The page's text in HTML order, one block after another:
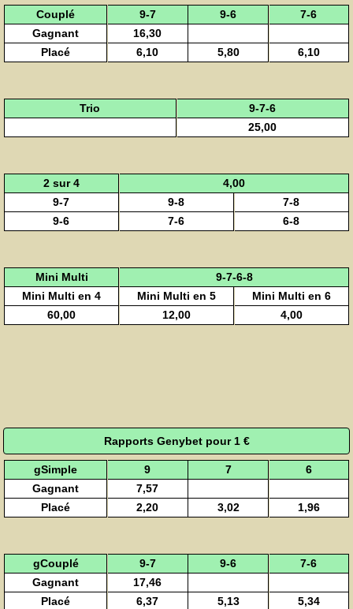
Couplé 9-7 9-6
7-6
Gagnant
16,30
Placé
6,10 5,80 6,10
Trio
9-7-6
25,00
2 sur 4
4,00
9-7
9-8
7-8
9-6
7-6 6-8
Mini Multi
9-7-6-8
Mini Multi en 4
Mini Multi en 5
Mini Multi en 6
60,00
12,00 4,00
Rapports Genybet pour 1 €
gSimple 9 7
6
Gagnant
7,57
Placé
2,20 3,02 1,96
gCouplé 9-7 9-6
7-6
Gagnant
17,46
Placé
6,37 5,13 5,34